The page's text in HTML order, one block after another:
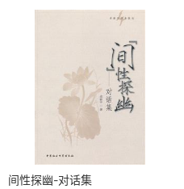
间性探幽-对话集